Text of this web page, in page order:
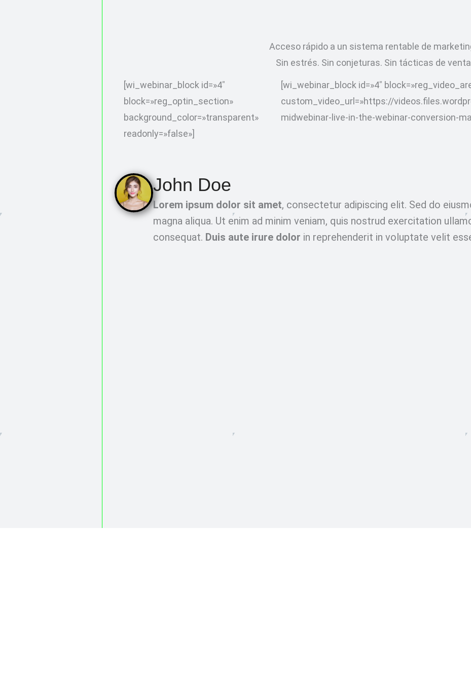
Acceso rápido a un sistema rentable de
Sin estrés. Sin conjeturas. Sin tácticas de
[wi_webinar_block id=»4″
block=»reg_optin_section»
background_color=»transparent»
readonly=»false»]
[wi_webinar_block id=»4″
custom_video_url=»https://
midwebinar-live-in-the-webinar-conversion-
John Doe
Lorem ipsum dolor sit amet, consectetur adipiscing elit. Sed do
magna aliqua. Ut enim ad minim veniam, quis nostrud exercitation
consequat. Duis aute irure dolor in reprehenderit in voluptate velit